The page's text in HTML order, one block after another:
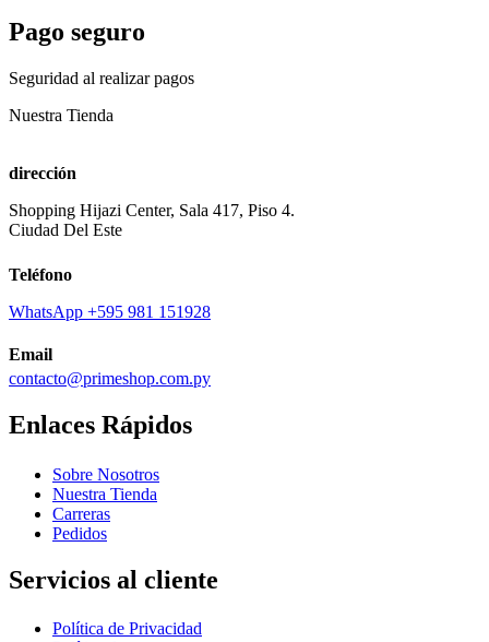
Pago seguro
Seguridad al realizar pagos
Nuestra Tienda
dirección
Shopping Hijazi Center, Sala 417, Piso 4.
Ciudad Del Este
Teléfono
WhatsApp +595 981 151928
Email
contacto@primeshop.com.py
Enlaces Rápidos
Sobre Nosotros
Nuestra Tienda
Carreras
Pedidos
Servicios al cliente
Política de Privacidad